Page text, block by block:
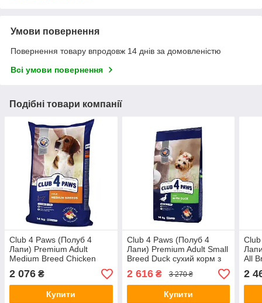
Умови повернення
Повернення товару впродовж 14 днів за домовленістю
Всі умови повернення
Подібні товари компанії
Club 4 Paws (Полуб 4
Лапи) Premium Adult
Medium Breed Chicken
сухий корм із куркою для
собак середніх порід
2 076 ₴
Купити
Club 4 Paws (Полуб 4
Лапи) Premium Adult Small
Breed Duck сухий корм з
собак малих порід
2 616₴ 3 270 ₴
Купити
All
2